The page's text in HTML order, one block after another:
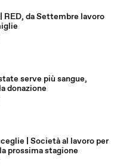
RED, da Settembre lavoro
serve più sangue,
donazione
| Società al lavoro per
prossima stagione